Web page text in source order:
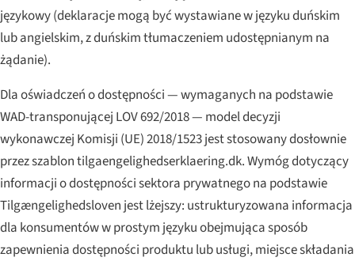
językowy (deklaracje mogą być wystawiane w języku duńskim
lub angielskim, z duńskim tłumaczeniem udostępnianym na
żądanie).
Dla oświadczeń o dostępności — wymaganych na podstawie
WAD-transponującej LOV 692/2018 — model decyzji
wykonawczej Komisji (UE) 2018/1523 jest stosowany dosłownie
przez szablon tilgaengelighedserklaering.dk. Wymóg dotyczący
informacji o dostępności sektora prywatnego na podstawie
Tilgængelighedsloven jest lżejszy: ustrukturyzowana informacja
dla konsumentów w prostym języku obejmująca sposób
zapewnienia dostępności produktu lub usługi, miejsce składania